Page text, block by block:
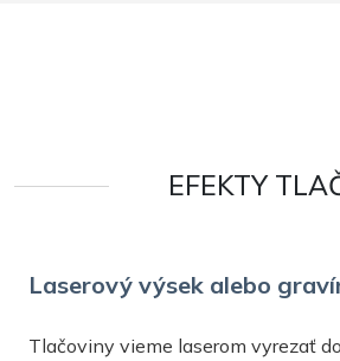
EFEKTY
Laserový výsek alebo
Tlačoviny vieme laserom vyrezať